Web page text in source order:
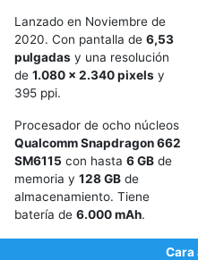
Lanzado en Noviembre de
2020. Con pantalla de 6,53
pulgadas y una resolución
de 1.080 x 2.340 pixels y
395 ppi.
Procesador de ocho núcleos
Qualcomm Snapdragon 662
SM6115 con hasta 6 GB de
memoria y 128 GB de
almacenamiento. Tiene
batería de 6.000 mAh.
Cara